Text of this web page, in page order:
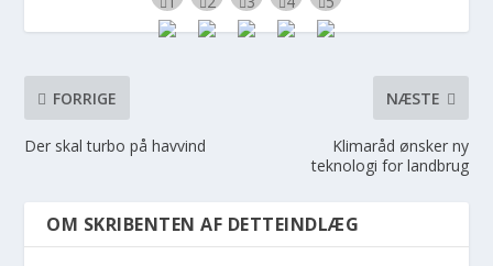
FORRIGE
Der skal turbo på havvind
NÆSTE
Klimaråd ønsker ny
teknologi for landbrug
OM SKRIBENTEN AF DETTEINDLÆG